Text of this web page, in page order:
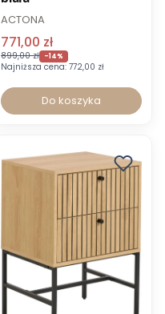
ACTONA
771,00 zł
899,00 zł -14%
Najniższa cena: 772,00 zł
Do koszyka